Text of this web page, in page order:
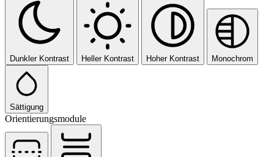
Dunkler Kontrast Heller Kontrast Hoher Kontrast Monochrom
Sättigung
Orientierungsmodule